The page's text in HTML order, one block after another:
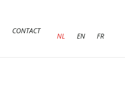
CONTACT
NL EN FR